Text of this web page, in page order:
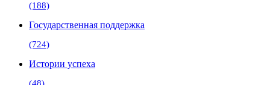
(188)
Государственная поддержка
(724)
Истории успеха